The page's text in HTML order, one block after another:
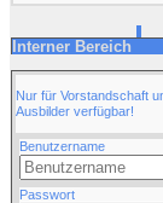
Interner Bereich
Nur für Vorstandschaft
Ausbilder verfügbar!
Benutzername
Passwort